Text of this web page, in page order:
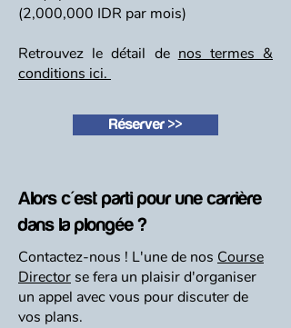
(2,000,000 IDR par mois)
Retrouvez le détail de nos termes &
conditions ici.
Réserver >>
Alors c'est parti pour une carrière
dans la plongée ?
Contactez-nous ! L'une de nos Course
Directorse fera un plaisir d'organiser
un appel avec vous pour discuter de
vos plans.